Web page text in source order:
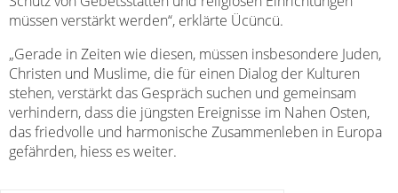
müssen verstärkt werden“, erklärte Ücüncü.
„Gerade in Zeiten wie diesen, müssen insbesondere Juden,
Christen und Muslime, die für einen Dialog der Kulturen
stehen, verstärkt das Gespräch suchen und gemeinsam
verhindern, dass die jüngsten Ereignisse im Nahen Osten,
das friedvolle und harmonische Zusammenleben in Europa
gefährden, hiess es weiter.